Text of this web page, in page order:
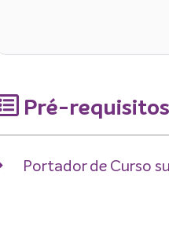
Pré-requisitos
Portador de Curso